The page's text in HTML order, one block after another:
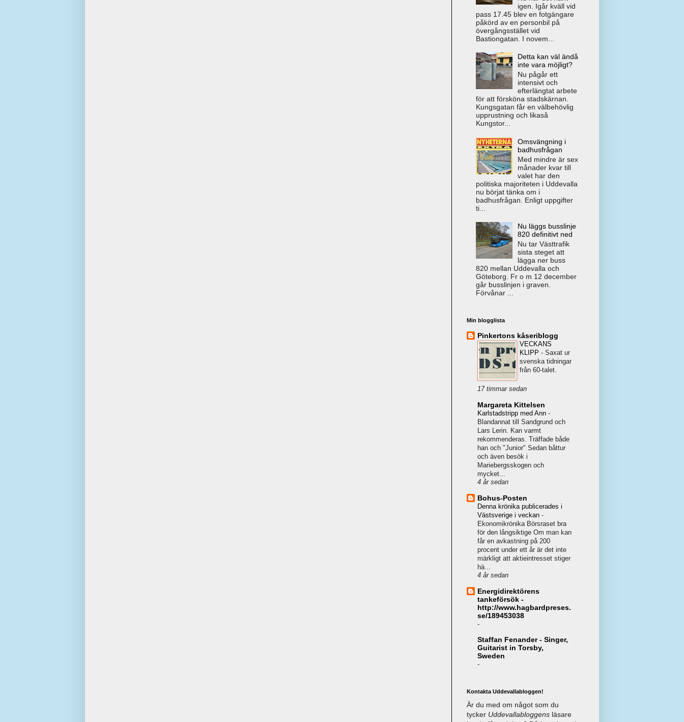
igen. Igår kväll vid
pass 17.45 blev en fotgängare
påkörd av en personbil på
övergångsstället vid
Bastiongatan. I novem...
Detta kan väl ändå
inte vara möjligt?
Nu pågår ett
intensivt och
efterlängtat arbete
för att försköna stadskärnan.
Kungsgatan får en välbehövlig
upprustning och likaså
Kungstor...
Omsvängning i
badhusfrågan
Med mindre är sex
månader kvar till
valet har den
politiska majoriteten i Uddevalla
nu börjat tänka om i
badhusfrågan. Enligt uppgifter
ti...
Nu läggs busslinje
820 definitivt ned
Nu tar Västtrafik
sista steget att
lägga ner buss
820 mellan Uddevalla och
Göteborg. Fr o m 12 december
går busslinjen i graven.
Förvånar ...
Min blogglista
Pinkertons kåseriblogg
VECKANS
KLIPP - Saxat ur
svenska tidningar
från 60-talet.
17 timmar sedan
Margareta Kittelsen
Karlstadstripp med Ann -
Blandannat till Sandgrund och
Lars Lerin. Kan varmt
rekommenderas. Träffade både
han och "Junior" Sedan båttur
och även besök i
Mariebergsskogen och
mycket...
4 år sedan
Bohus-Posten
Denna krönika publicerades i
Västsverige i veckan -
Ekonomikrönika Börsraset bra
för den långsiktige Om man kan
får en avkastning på 200
procent under ett år är det inte
märkligt att aktieintresset stiger
hä...
4 år sedan
Energidirektörens
tankeförsök -
http://www.hagbardpreses.
se/189453038
-
Staffan Fenander - Singer,
Guitarist in Torsby,
Sweden
-
Kontakta Uddevallabloggen!
Är du med om något som du
tycker Uddevallabloggens läsare